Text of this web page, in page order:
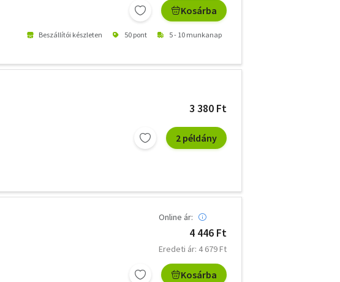
Kosárba
Beszállítói készleten 50 pont 5 - 10 munkanap
3 380 Ft
2 példány
Online ár:
4 446 Ft
Eredeti ár: 4 679 Ft
Kosárba